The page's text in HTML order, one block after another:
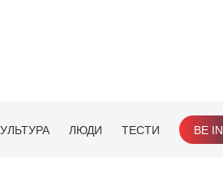
ЛЮДИ ТЕСТИ BE